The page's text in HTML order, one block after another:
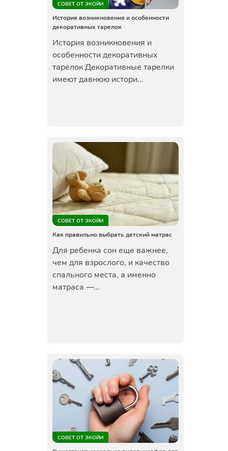
СОВЕТ ОТ ЭКОЙИ
История возникновения и особенности
декоративных тарелок
История возникновения и
особенности декоративных
тарелок Декоративные тарелки
имеют давнюю истори...
СОВЕТ ОТ ЭКОЙИ
Как правильно выбрать детский матрас
Для ребенка сон еще важнее,
чем для взрослого, и качество
спального места, а именно
матраса —...
СОВЕТ ОТ ЭКОЙИ